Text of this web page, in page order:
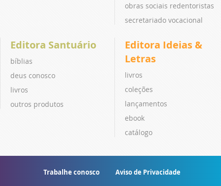
obras sociais redentoristas
secretariado vocacional
Editora Santuário
bíblias
deus conosco
livros
outros produtos
Editora Ideias &
Letras
livros
coleções
lançamentos
ebook
catálogo
Trabalhe conosco Aviso de Privacidade